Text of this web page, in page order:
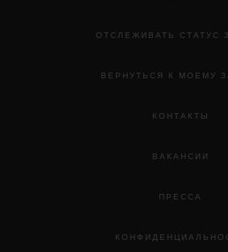
ОТСЛЕЖИВАТЬ СТАТУС
ВЕРНУТЬСЯ К МОЕМУ
КОНТАКТЫ
ВАКАНСИИ
ПРЕССА